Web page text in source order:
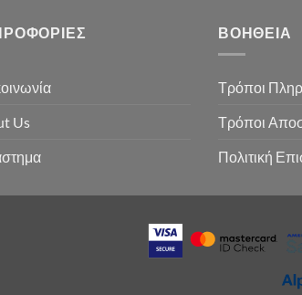
Us
ΒΟΉΘΕΙΑ
Τρόποι
Τρόποι
Πολιτική